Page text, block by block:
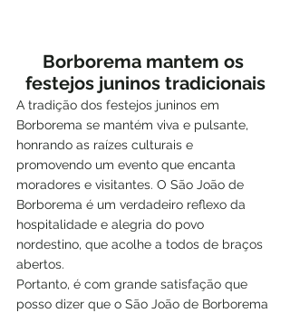
Borborema mantem os
festejos juninos tradicionais
A tradição dos festejos juninos em
Borborema se mantém viva e pulsante,
honrando as raízes culturais e
promovendo um evento que encanta
moradores e visitantes. O São João de
Borborema é um verdadeiro reflexo da
hospitalidade e alegria do povo
nordestino, que acolhe a todos de braços
abertos.
Portanto, é com grande satisfação que
posso dizer que o São João de Borborema